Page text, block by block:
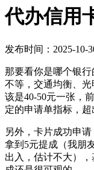
代办信用
发布时间：2025-10-
那要看你是哪个银
不等，交通均衡、
该是40-50元一张，
定的申请单指标，超
另外，卡片成功申
拿到5元提成（我朋
出入，估计不大）